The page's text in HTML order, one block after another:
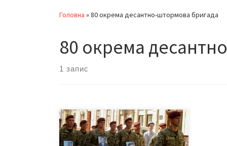
Головна »80 окрема десантно-штормова бригада
80 окрема
1 запис
12 червня 2019-го у Чернівцях із
вдячністю і сльозами радості,
урочисто земляки зустріли